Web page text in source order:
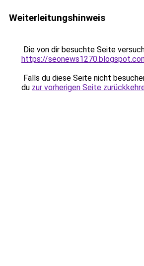
Weiterleitungshinweis
Die von dir besuchte Seite
https://
Falls du diese Seite nicht
du zur vorherigen Seite